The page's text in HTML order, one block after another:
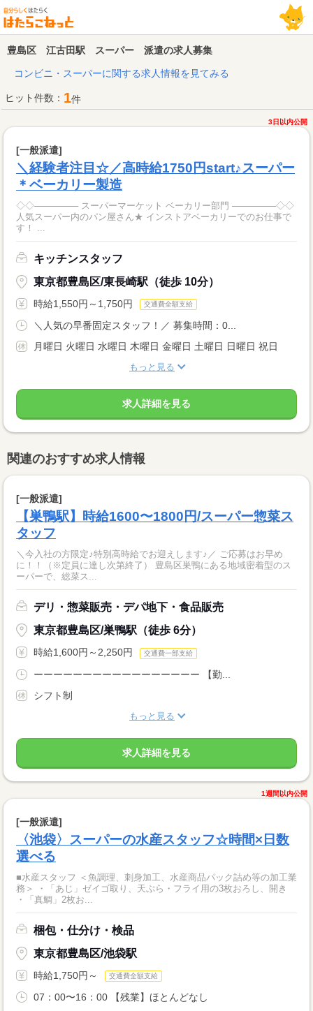
豊島区 江古田駅 スーパー 派遣の求人募集
コンビニ・スーパーに関する求人情報を見てみる
ヒット件数： 1件
3日以内公開
[一般派遣]
＼経験者注目☆／高時給1750円start♪スーパー
＊ベーカリー製造
◇◇─────── スーパーマーケット ベーカリー部門 ───────◇◇
人気スーパー内のパン屋さん★ インストアベーカリーでのお仕事で
す！ ...
キッチンスタッフ
東京都豊島区/東長崎駅（徒歩 10分）
時給1,550円～1,750円 交通費全額支給
＼人気の早番固定スタッフ！／ 募集時間：0...
月曜日 火曜日 水曜日 木曜日 金曜日 土曜日 日曜日 祝日
もっと見る
求人詳細を見る
関連のおすすめ求人情報
[一般派遣]
【巣鴨駅】時給1600〜1800円/スーパー惣菜ス
タッフ
＼今入社の方限定♪特別高時給でお迎えします♪／ ご応募はお早め
に！！（※定員に達し次第終了） 豊島区巣鴨にある地域密着型のス
ーパーで、総菜ス...
デリ・惣菜販売・デパ地下・食品販売
東京都豊島区/巣鴨駅（徒歩 6分）
時給1,600円～2,250円 交通費一部支給
ーーーーーーーーーーーーーーーーー 【勤...
シフト制
もっと見る
求人詳細を見る
1週間以内公開
[一般派遣]
〈池袋〉スーパーの水産スタッフ☆時間×日数
選べる
■水産スタッフ ＜魚調理、刺身加工、水産商品パック詰め等の加工業
務＞ ・「あじ」ゼイゴ取り、天ぷら・フライ用の3枚おろし、開き
・「真鯛」2枚お...
梱包・仕分け・検品
東京都豊島区/池袋駅
時給1,750円～ 交通費全額支給
07：00〜16：00 【残業】ほとんどなし